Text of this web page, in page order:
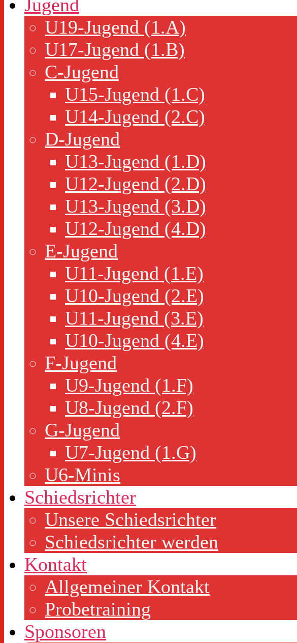
Jugend
U19-Jugend (1.A)
U17-Jugend (1.B)
C-Jugend
U15-Jugend (1.C)
U14-Jugend (2.C)
D-Jugend
U13-Jugend (1.D)
U12-Jugend (2.D)
U13-Jugend (3.D)
U12-Jugend (4.D)
E-Jugend
U11-Jugend (1.E)
U10-Jugend (2.E)
U11-Jugend (3.E)
U10-Jugend (4.E)
F-Jugend
U9-Jugend (1.F)
U8-Jugend (2.F)
G-Jugend
U7-Jugend (1.G)
U6-Minis
Schiedsrichter
Unsere Schiedsrichter
Schiedsrichter werden
Kontakt
Allgemeiner Kontakt
Probetraining
Sponsoren